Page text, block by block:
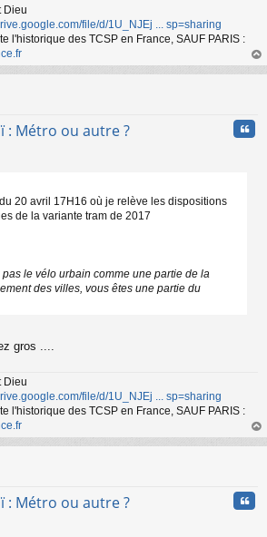
Dieu
file/d/1U_NJEj ... sp=sharing
l'historique des TCSP en France, SAUF PARIS :
au
: Métro ou autre ?
20 avril 17H16 où je relève les dispositions
de la variante tram de 2017
le vélo urbain comme une partie de la
des villes, vous êtes une partie du
gros ....
Dieu
file/d/1U_NJEj ... sp=sharing
l'historique des TCSP en France, SAUF PARIS :
au
: Métro ou autre ?